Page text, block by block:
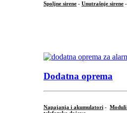
Spoljne sirene - Unutrašnje sirene -
Dodatna oprema
Napajanja i akumulatori -